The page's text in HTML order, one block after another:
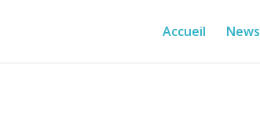
Accueil News